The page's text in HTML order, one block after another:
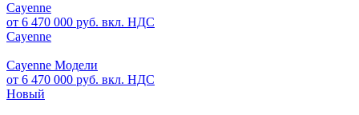
Cayenne
от 6 470 000 руб. вкл. НДС
Cayenne
Cayenne Модели
от 6 470 000 руб. вкл. НДС
Новый